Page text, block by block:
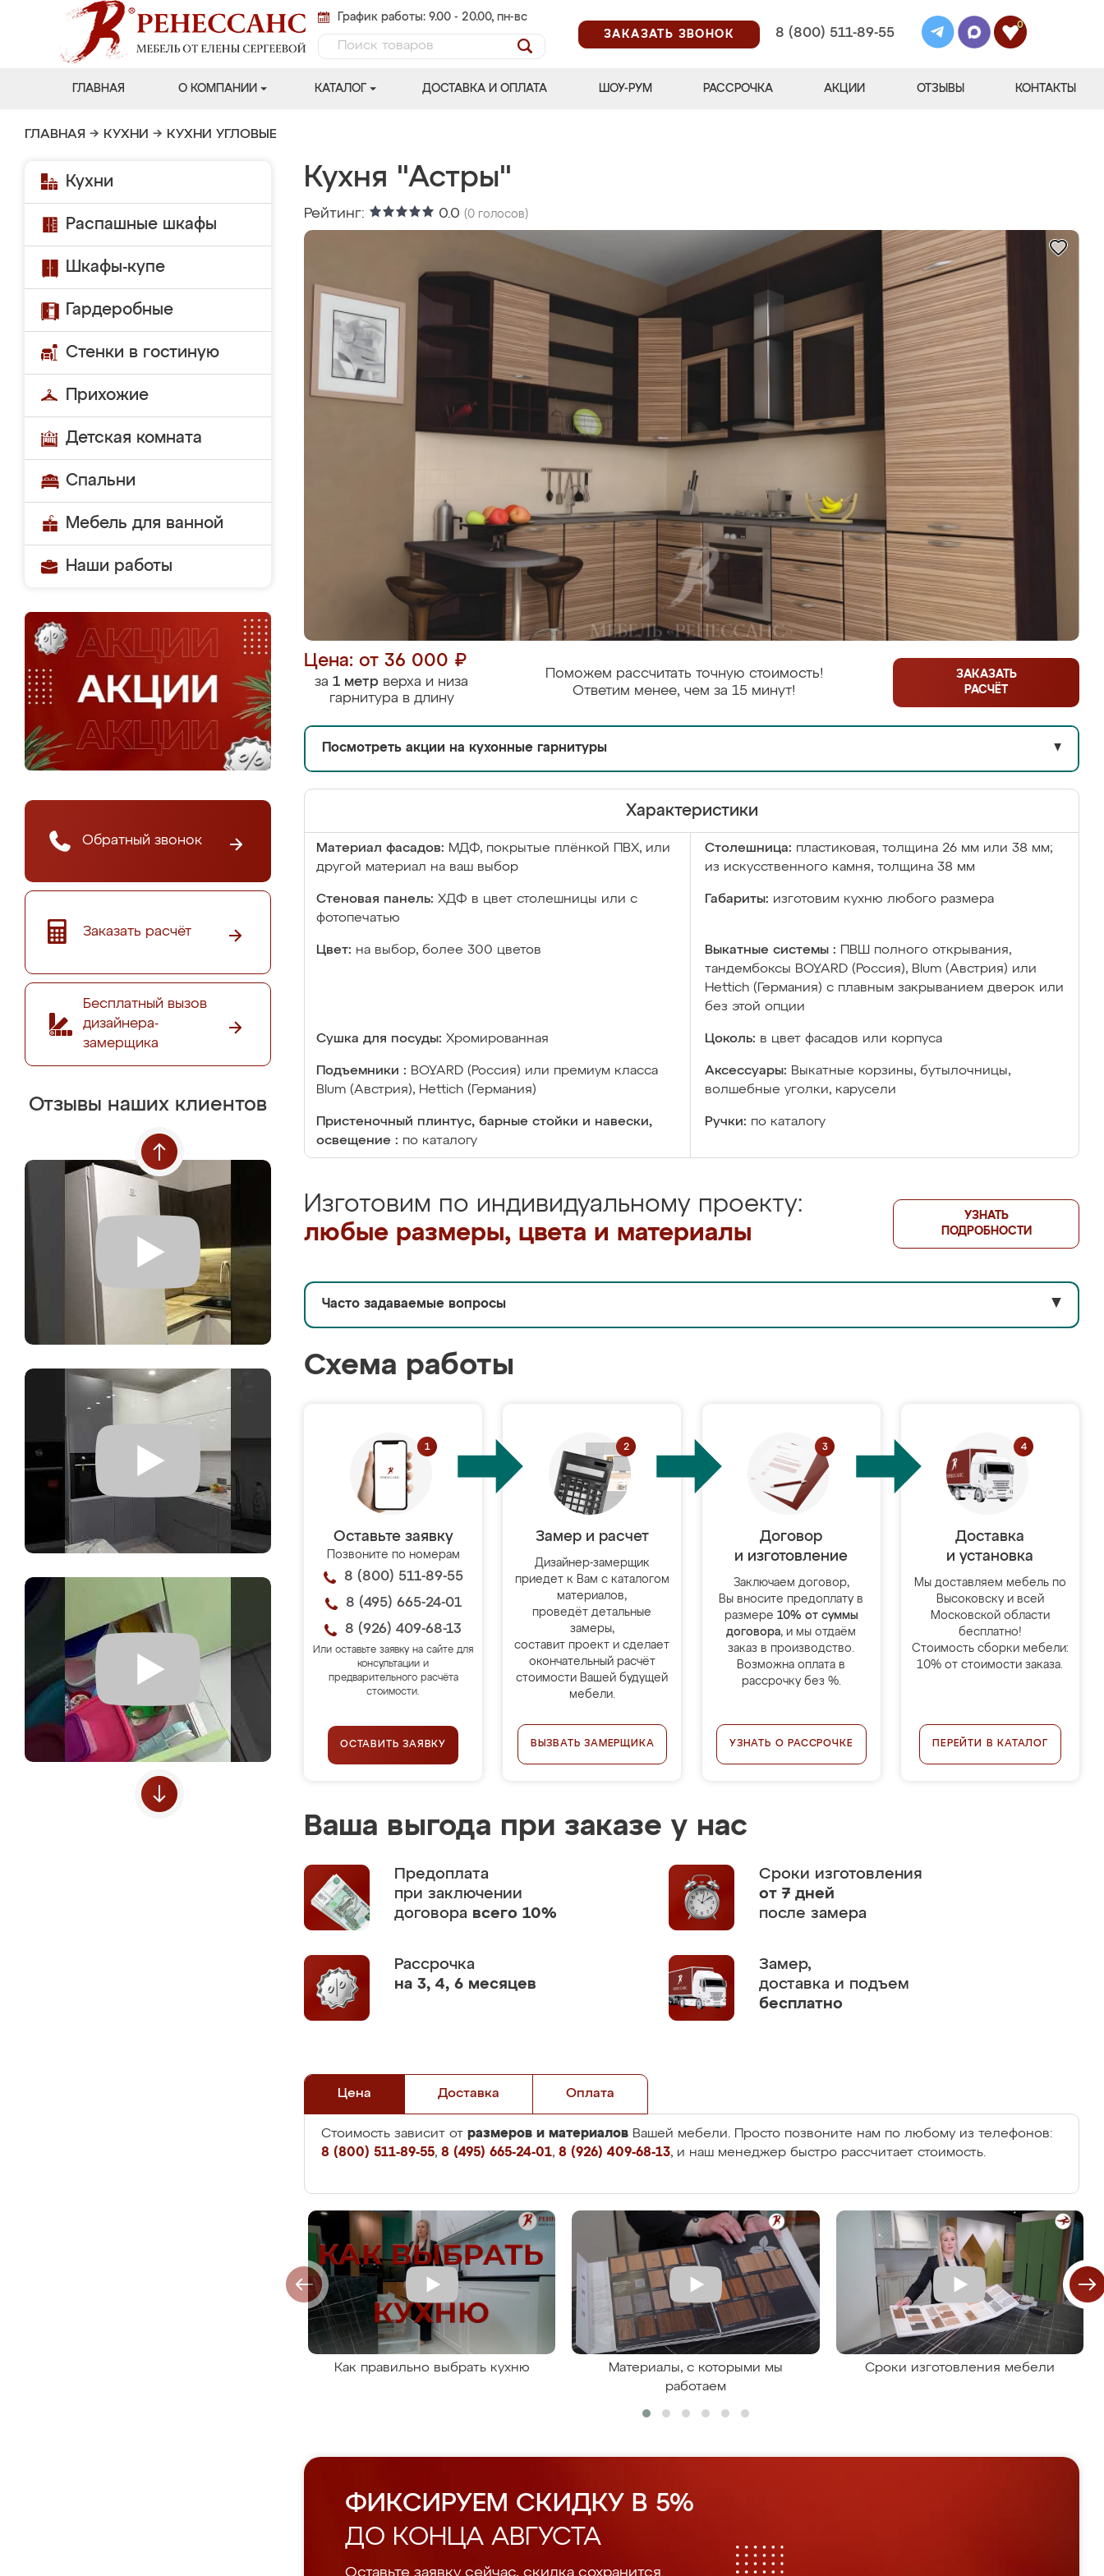
График работы: 9.00 - 20.00, пн-вс
ЗАКАЗАТЬ ЗВОНОК
8 (800) 511-89-55
0
ГЛАВНАЯ О КОМПАНИИ КАТАЛОГ ДОСТАВКА И ОПЛАТА ШОУ-РУМ РАССРОЧКА АКЦИИ ОТЗЫВЫ КОНТАКТЫ
ГЛАВНАЯ → КУХНИ → КУХНИ УГЛОВЫЕ
Кухни
Распашные шкафы
Шкафы-купе
Гардеробные
Стенки в гостиную
Прихожие
Детская комната
Спальни
Мебель для ванной
Наши работы
Обратный звонок
Заказать расчёт
Бесплатный вызов
дизайнера-
замерщика
Отзывы наших клиентов
Кухня "Астры"
Рейтинг: 0.0 (0 голосов)
Цена: от 36 000 ₽
за 1 метр верха и низа
гарнитура в длину
Поможем рассчитать точную стоимость!
Ответим менее, чем за 15 минут!
ЗАКАЗАТЬ
РАСЧЁТ
Посмотреть акции на кухонные гарнитуры ▼
Характеристики
Материал фасадов: МДФ, покрытые плёнкой ПВХ, или
другой материал на ваш выбор
Столешница: пластиковая, толщина 26 мм или 38 мм;
из искусственного камня, толщина 38 мм
Стеновая панель: ХДФ в цвет столешницы или с
фотопечатью
Габариты: изготовим кухню любого размера
Цвет: на выбор, более 300 цветов Выкатные системы :
ПВШ полного открывания,
тандембоксы BOYARD (Россия), Blum (Австрия) или
Hettich (Германия) с плавным закрыванием дверок или
без этой опции
Сушка для посуды: Хромированная Цоколь: в цвет фасадов или корпуса
Подъемники : BOYARD (Россия) или премиум класса
Blum (Австрия), Hettich (Германия)
Аксессуары: Выкатные корзины, бутылочницы,
волшебные уголки, карусели
Пристеночный плинтус, барные стойки и навески,
освещение : по каталогу
Ручки: по каталогу
Изготовим по индивидуальному проекту:
любые размеры, цвета и материалы
УЗНАТЬ
ПОДРОБНОСТИ
Часто задаваемые вопросы ▼
Схема работы
Оставьте заявку
Позвоните по номерам
8 (800) 511-89-55
8 (495) 665-24-01
8 (926) 409-68-13
Или оставьте заявку на сайте для
консультации и
предварительного расчёта
стоимости.
ОСТАВИТЬ ЗАЯВКУ
Замер и расчет
Дизайнер-замерщик
приедет к Вам с каталогом
материалов,
проведёт детальные
замеры,
составит проект и сделает
окончательный расчёт
стоимости Вашей будущей
мебели.
ВЫЗВАТЬ ЗАМЕРЩИКА
Договор
и изготовление
Заключаем договор,
Вы вносите предоплату в
размере 10% от суммы
договора, и мы отдаём
заказ в производство.
Возможна оплата в
рассрочку без %.
УЗНАТЬ О РАССРОЧКЕ
Доставка
и установка
Мы доставляем мебель по
Высоковску и всей
Московской области
бесплатно!
Стоимость сборки мебели:
10% от стоимости заказа.
ПЕРЕЙТИ В КАТАЛОГ
Ваша выгода при заказе у нас
Предоплата
при заключении
договора всего 10%
Сроки изготовления
от 7 дней
после замера
Рассрочка
на 3, 4, 6 месяцев
Замер,
доставка и подъем
бесплатно
Цена Доставка Оплата
Стоимость зависит от размеров и материалов Вашей мебели. Просто позвоните нам по любому из телефонов:
8 (800) 511-89-55, 8 (495) 665-24-01, 8 (926) 409-68-13, и наш менеджер быстро рассчитает стоимость.
Как правильно выбрать кухню
Материалы, с которыми мы
работаем
Сроки изготовления мебели
ФИКСИРУЕМ СКИДКУ В 5%
ДО КОНЦА АВГУСТА
Оставьте заявку сейчас, скидка сохранится.